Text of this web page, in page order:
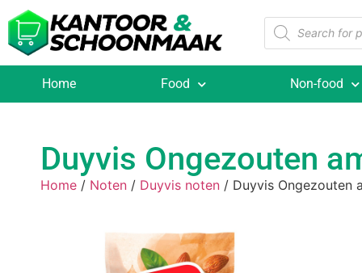
Home Food Non-food
Duyvis Ongezouten
Home / Noten / Duyvis noten / Duyvis Ongezouten